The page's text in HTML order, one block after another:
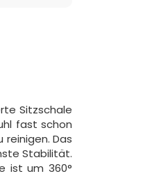
Sitzschale
fast schon
reinigen. Das
Stabilität.
ist um 360°